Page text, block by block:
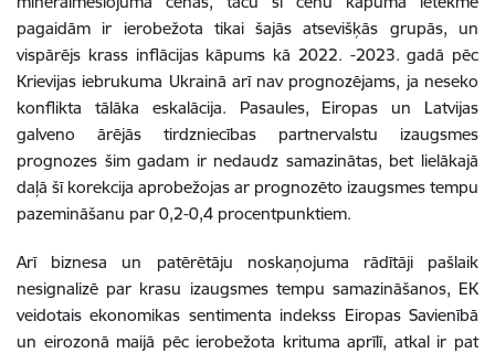
pagaidām ir ierobežota tikai šajās atsevišķās grupās, un
vispārējs krass inflācijas kāpums kā 2022. -2023. gadā pēc
Krievijas iebrukuma Ukrainā arī nav prognozējams, ja neseko
konflikta tālāka eskalācija. Pasaules, Eiropas un Latvijas
galveno ārējās tirdzniecības partnervalstu izaugsmes
prognozes šim gadam ir nedaudz samazinātas, bet lielākajā
daļā šī korekcija aprobežojas ar prognozēto izaugsmes tempu
pazemināšanu par 0,2-0,4 procentpunktiem.
Arī biznesa un patērētāju noskaņojuma rādītāji pašlaik
nesignalizē par krasu izaugsmes tempu samazināšanos, EK
veidotais ekonomikas sentimenta indekss Eiropas Savienībā
un eirozonā maijā pēc ierobežota krituma aprīlī, atkal ir pat